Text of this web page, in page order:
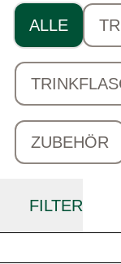
ALLE
ZUBEHÖR
FILTER